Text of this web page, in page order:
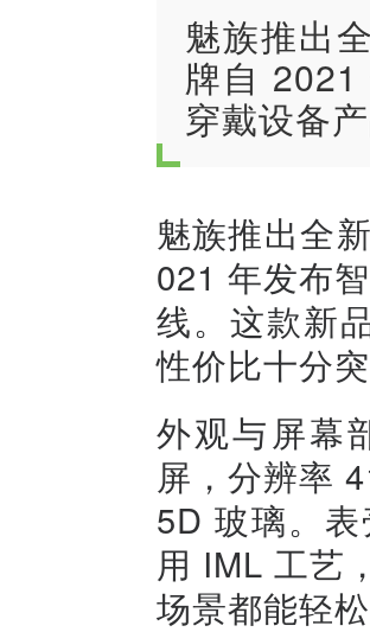
魅族推出
牌自
穿戴设备产
魅族推出全
021 年发布
线。这款新
性价比十分突
外观与屏幕
屏，分辨率
5D 玻璃。
用 IML 工艺
场景都能轻松